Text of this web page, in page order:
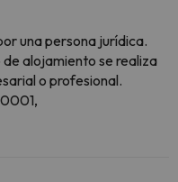
una persona jurídica.
alojamiento se realiza
o profesional.